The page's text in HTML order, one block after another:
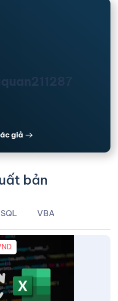
giả
bản
SQL VBA